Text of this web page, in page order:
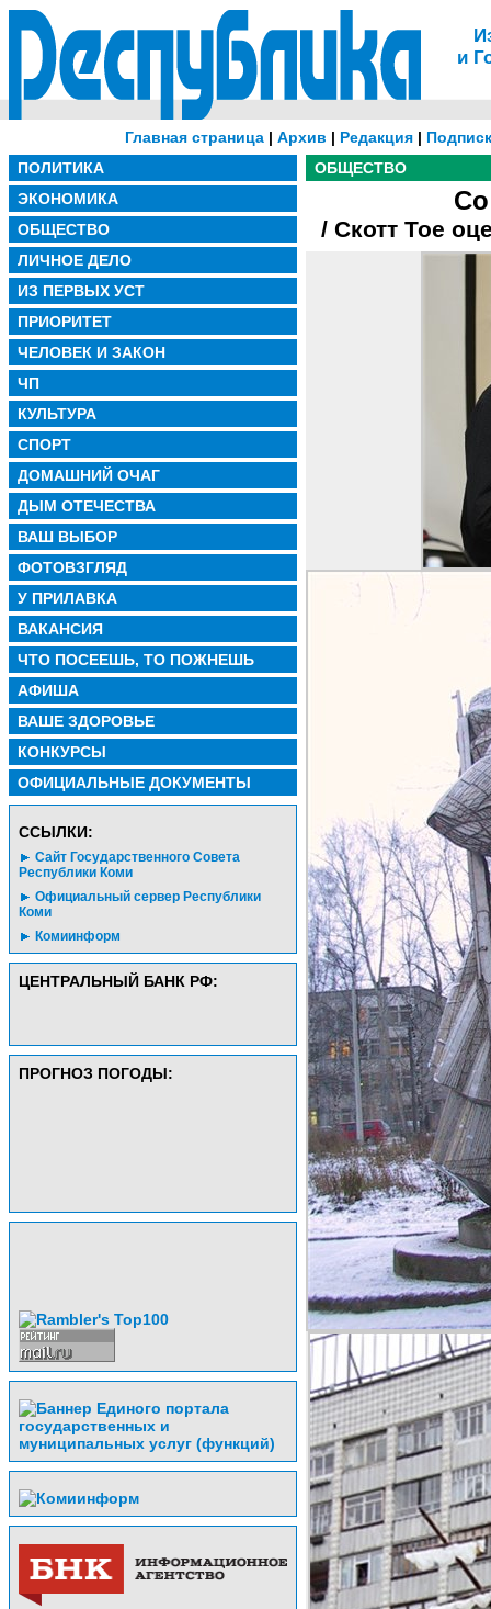
и
Главная страница| Архив | Редакция|
ПОЛИТИКА
ЭКОНОМИКА
ОБЩЕСТВО
ЛИЧНОЕ ДЕЛО
ИЗ ПЕРВЫХ УСТ
ПРИОРИТЕТ
ЧЕЛОВЕК И ЗАКОН
ЧП
КУЛЬТУРА
СПОРТ
ДОМАШНИЙ ОЧАГ
ДЫМ ОТЕЧЕСТВА
ВАШ ВЫБОР
ФОТОВЗГЛЯД
У ПРИЛАВКА
ВАКАНСИЯ
ЧТО ПОСЕЕШЬ, ТО ПОЖНЕШЬ
АФИША
ВАШЕ ЗДОРОВЬЕ
КОНКУРСЫ
ОФИЦИАЛЬНЫЕ ДОКУМЕНТЫ
CСЫЛКИ:
Сайт Государственного Совета
Республики Коми
Официальный сервер Республики
Коми
Комиинформ
ЦЕНТРАЛЬНЫЙ БАНК РФ:
ПРОГНОЗ ПОГОДЫ:
ОБЩЕСТВО
/ Скотт Тое